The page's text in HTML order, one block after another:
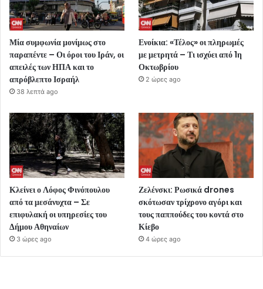
Μία συμφωνία μονίμως στο
παραπέντε – Οι όροι του Ιράν, οι
απειλές των ΗΠΑ και το
απρόβλεπτο Ισραήλ
38 λεπτά ago
Ενοίκια: «Τέλος» οι πληρωμές
με μετρητά – Τι ισχύει από 1η
Οκτωβρίου
2 ώρες ago
Κλείνει ο Λόφος Φινόπουλου
από τα μεσάνυχτα – Σε
επιφυλακή οι υπηρεσίες του
Δήμου Αθηναίων
3 ώρες ago
Ζελένσκι: Ρωσικά drones
σκότωσαν τρίχρονο αγόρι και
τους παππούδες του κοντά στο
Κίεβο
4 ώρες ago